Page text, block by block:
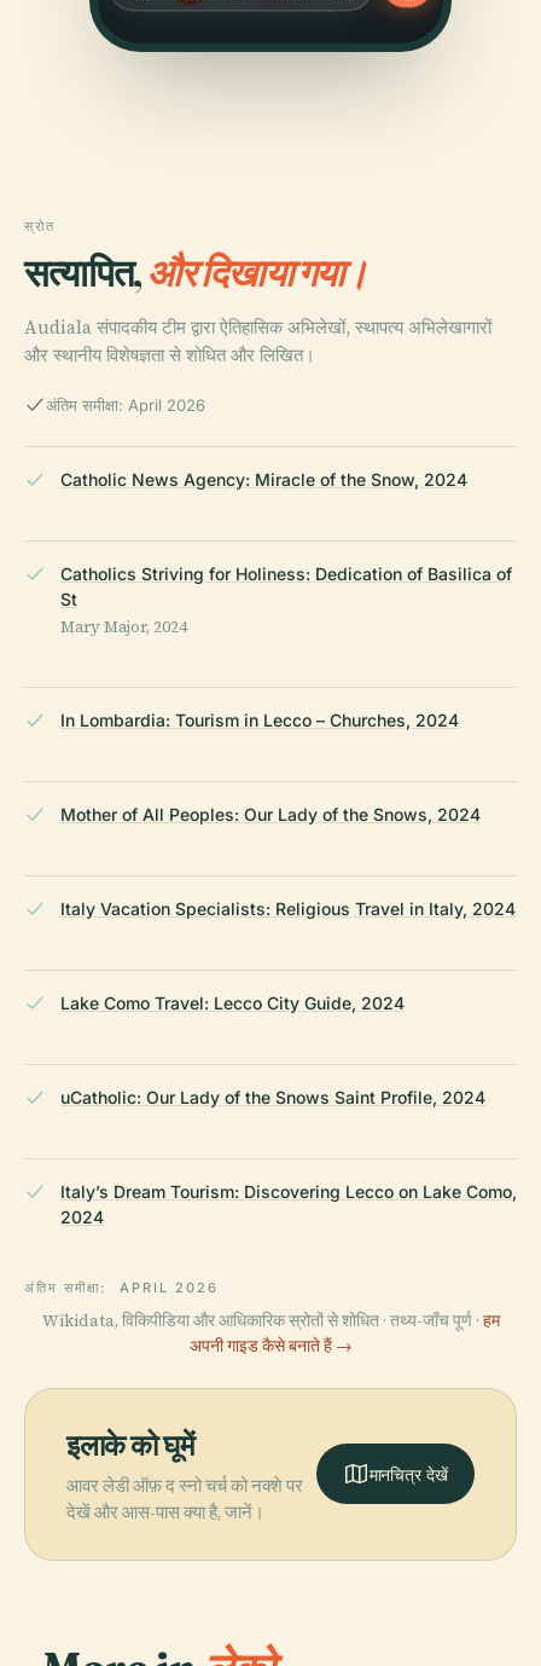
स्रोत
सत्यापित,और दिखाया गया।
Audiala संपादकीय टीम द्वारा ऐतिहासिक अभिलेखों, स्थापत्य अभिलेखागारों
और स्थानीय विशेषज्ञता से शोधित और लिखित।
अंतिम समीक्षा: April 2026
Catholic News Agency: Miracle of the Snow, 2024
Catholics Striving for Holiness: Dedication of Basilica of
St
Mary Major, 2024
In Lombardia: Tourism in Lecco – Churches, 2024
Mother of All Peoples: Our Lady of the Snows, 2024
Italy Vacation Specialists: Religious Travel in Italy, 2024
Lake Como Travel: Lecco City Guide, 2024
uCatholic: Our Lady of the Snows Saint Profile, 2024
Italy’s Dream Tourism: Discovering Lecco on Lake Como,
2024
अंतिम समीक्षा: APRIL 2026
Wikidata, विकिपीडिया और आधिकारिक स्रोतों से शोधित · तथ्य-जाँच पूर्ण · हम
अपनी गाइड कैसे बनाते हैं →
इलाके को घूमें
आवर लेडी ऑफ़ द स्नो चर्च को नक्शे पर
देखें और आस-पास क्या है, जानें।
मानचित्र देखें